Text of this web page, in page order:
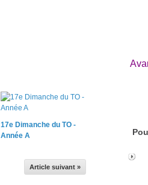
17e Dimanche du TO -
Année A
Article suivant »